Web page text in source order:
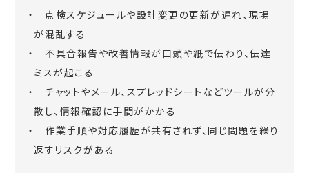
点検スケジュールや設計変更の更新が遅れ、現場
が混乱する
不具合報告や改善情報が口頭や紙で伝わり、伝達
ミスが起こる
チャットやメール、スプレッドシートなどツールが分
散し、情報確認に手間がかかる
作業手順や対応履歴が共有されず、同じ問題を繰り
返すリスクがある